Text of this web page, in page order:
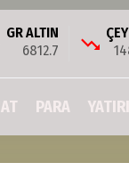
GR ALTIN
6812.7
PARA